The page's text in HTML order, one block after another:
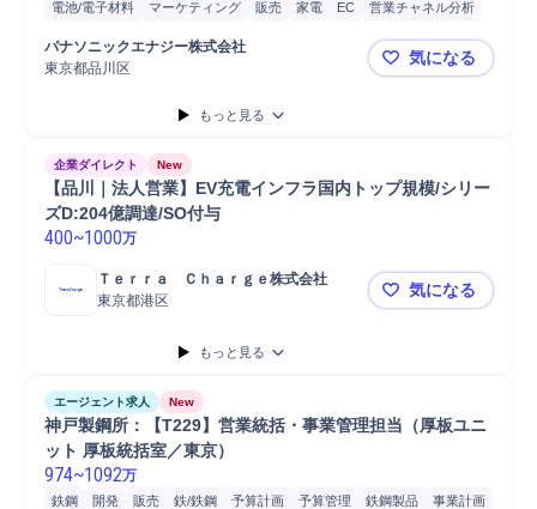
電池/電子材料 マーケティング 販売 家電 EC
営業チャネル分析
電池/電子材料営業
パナソニックエナジー株式会社
東京都品川区
パナソニッ
気になる
もっと見る
企業ダイレクト New
【品川｜法人営業】EV充電インフラ国内トップ規模/シリー
ズD:204億調達/SO付与
400~1000万
Ｔｅｒｒａ　Ｃｈａｒｇｅ株式会社
東京都港区
【品川｜法
気になる
もっと見る
エージェント求人 New
神戸製鋼所：【T229】営業統括・事業管理担当（厚板ユニ
ット 厚板統括室／東京）
974~1092万
鉄鋼 開発 販売 鉄/鉄鋼 予算計画 予算管理 鉄鋼製品
事業計画